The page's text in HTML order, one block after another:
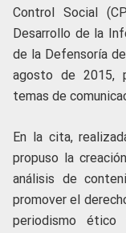
Control Social
Desarrollo de la
de la Defensoría
agosto de 2015,
temas de
En la cita,
propuso la
análisis de
promover el
periodismo